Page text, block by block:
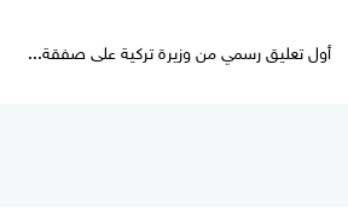
أول تعليق رسمي من وزيرة تركية على صفقة...